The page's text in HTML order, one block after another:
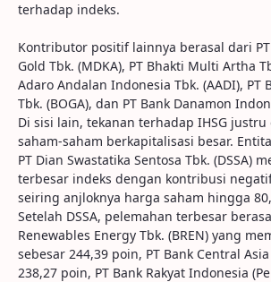
terhadap indeks.
Kontributor positif lainnya berasal dari
Gold Tbk. (MDKA), PT Bhakti Multi Artha
Adaro Andalan Indonesia Tbk. (AADI), PT
Tbk. (BOGA), dan PT Bank Danamon
Di sisi lain, tekanan terhadap IHSG
saham-saham berkapitalisasi besar.
PT Dian Swastatika Sentosa Tbk. (DSSA)
terbesar indeks dengan kontribusi
seiring anjloknya harga saham hingga
Setelah DSSA, pelemahan terbesar
Renewables Energy Tbk. (BREN) yang
sebesar 244,39 poin, PT Bank Central Asia
238,27 poin, PT Bank Rakyat Indonesia